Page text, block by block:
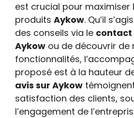
est crucial pour maximiser
produitsAykow. Qu’il
des conseils via le contact
Aykow ou de découvrir de
fonctionnalités,
proposé est à la hauteur
avis sur Aykow
satisfaction des clients,
l’engagement de